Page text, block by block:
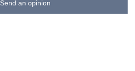
Send an opinion